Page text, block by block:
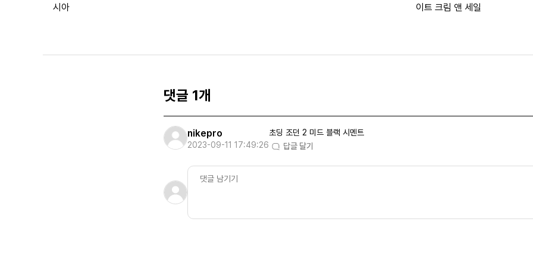
시아 이트 크림 앤 세일
댓글 1개
nikepro
2023-09-11 17:49:26
초딩 조던 2 미드 블랙 시멘트
답글 달기